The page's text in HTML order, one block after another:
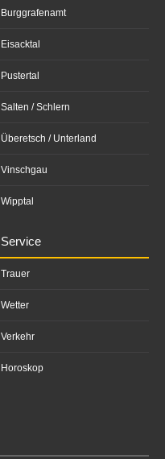
Burggrafenamt
Eisacktal
Pustertal
Salten / Schlern
Überetsch / Unterland
Vinschgau
Wipptal
Service
Trauer
Wetter
Verkehr
Horoskop